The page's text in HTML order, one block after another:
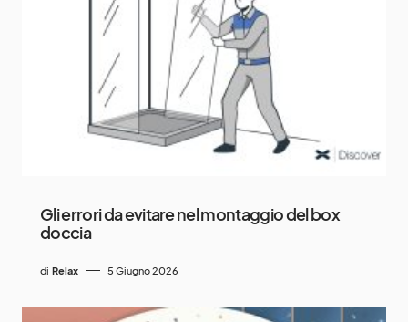
Gli errori da evitare nel montaggio del box
doccia
di Relax 5 Giugno 2026